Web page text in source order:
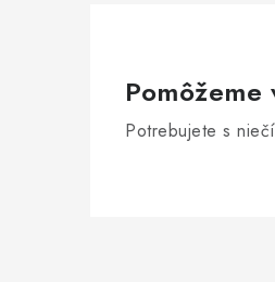
Potrebujete s